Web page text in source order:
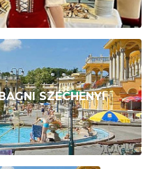
SZÉCHENYI